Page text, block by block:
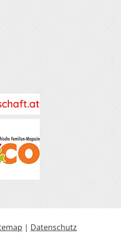
| Datenschutz